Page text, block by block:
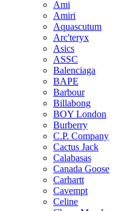
Ami
Amiri
Aquascutum
Arc'teryx
Asics
ASSC
Balenciaga
BAPE
Barbour
Billabong
BOY London
Burberry
C.P. Company
Cactus Jack
Calabasas
Canada Goose
Carhartt
Cavempt
Celine